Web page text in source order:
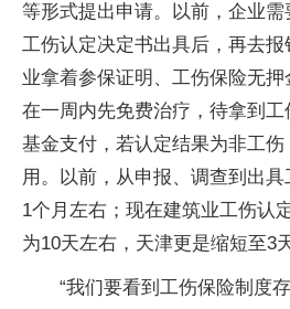
等形式提出申请。以前，企业
工伤认定决定书出具后，再去
业拿着参保证明、工伤保险无
在一周内先免费治疗，待拿到
基金支付，若认定结果为非工
用。以前，从申报、调查到出
1个月左右；现在建筑业工伤认
为10天左右，天津更是缩短至3天
“我们要看到工伤保险制度